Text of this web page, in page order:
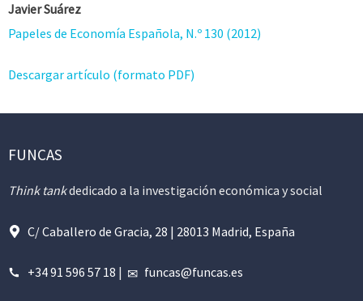
Javier Suárez
Papeles de Economía Española, N.º 130 (2012)
Descargar artículo (formato PDF)
FUNCAS
Think tankdedicado a la investigación económica y social
C/ Caballero de Gracia, 28 | 28013 Madrid, España
+34 91 596 57 18 | funcas@funcas.es